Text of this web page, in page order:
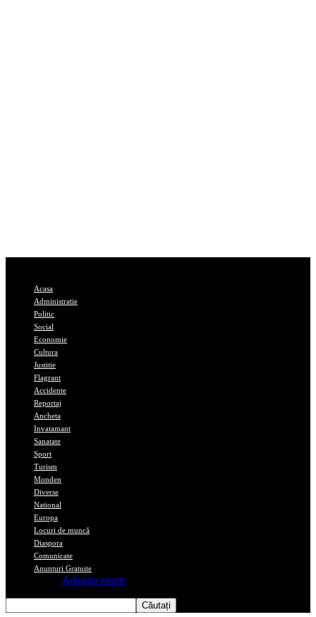
Acasa
Administratie
Politic
Social
Economie
Cultura
Justitie
Flagrant
Accidente
Reportaj
Ancheta
Invatamant
Sanatate
Sport
Turism
Monden
Diverse
National
Europa
Locuri de muncă
Diaspora
Comunicate
Anunturi Gratuite
Adauga anunt